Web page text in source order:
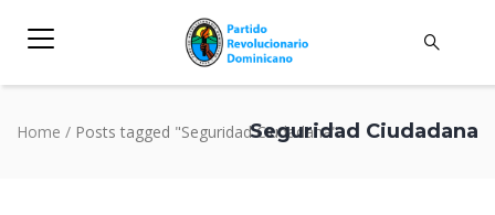
Seguridad Ciudadana
Home / Posts tagged "Seguridad Ciudadana"